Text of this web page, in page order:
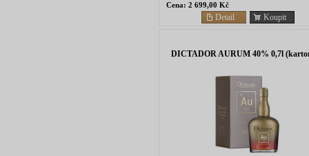
Cena: 2 699,00 Kč
Koupit
Detail
DICTADOR AURUM 40% 0,7l